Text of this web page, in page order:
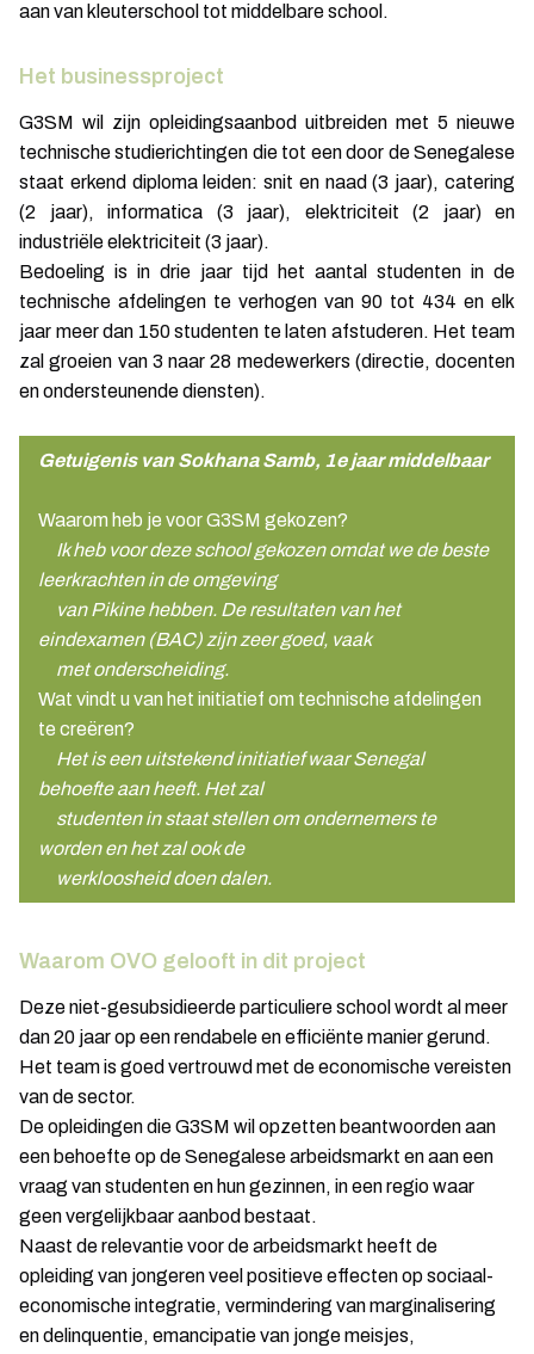
aan van kleuterschool tot middelbare school.
Het businessproject
G3SM wil zijn opleidingsaanbod uitbreiden met 5 nieuwe
technische studierichtingen die tot een door de Senegalese
staat erkend diploma leiden: snit en naad (3 jaar), catering
(2 jaar), informatica (3 jaar), elektriciteit (2 jaar) en
industriële elektriciteit (3 jaar).
Bedoeling is in drie jaar tijd het aantal studenten in de
technische afdelingen te verhogen van 90 tot 434 en elk
jaar meer dan 150 studenten te laten afstuderen. Het team
zal groeien van 3 naar 28 medewerkers (directie, docenten
en ondersteunende diensten).
Getuigenis van Sokhana Samb, 1e jaar middelbaar
Waarom heb je voor G3SM gekozen?
Ik heb voor deze school gekozen omdat we de beste
leerkrachten in de omgeving
van Pikine hebben. De resultaten van het
eindexamen (BAC) zijn zeer goed, vaak
met onderscheiding.
Wat vindt u van het initiatief om technische afdelingen
te creëren?
Het is een uitstekend initiatief waar Senegal
behoefte aan heeft. Het zal
studenten in staat stellen om ondernemers te
worden en het zal ook de
werkloosheid doen dalen.
Waarom OVO gelooft in dit project
Deze niet-gesubsidieerde particuliere school wordt al meer
dan 20 jaar op een rendabele en efficiënte manier gerund.
Het team is goed vertrouwd met de economische vereisten
van de sector.
De opleidingen die G3SM wil opzetten beantwoorden aan
een behoefte op de Senegalese arbeidsmarkt en aan een
vraag van studenten en hun gezinnen, in een regio waar
geen vergelijkbaar aanbod bestaat.
Naast de relevantie voor de arbeidsmarkt heeft de
opleiding van jongeren veel positieve effecten op sociaal-
economische integratie, vermindering van marginalisering
en delinquentie, emancipatie van jonge meisjes,